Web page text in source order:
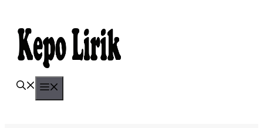
content